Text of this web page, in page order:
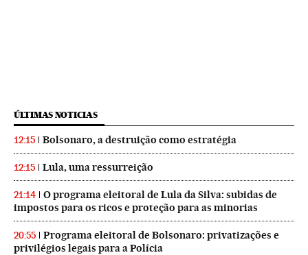
ÚLTIMAS NOTICIAS
12:15 Bolsonaro, a destruição como estratégia
12:15 Lula, uma ressurreição
21:14
O programa eleitoral de Lula da Silva: subidas de
impostos para os ricos e proteção para as minorias
20:55
Programa eleitoral de Bolsonaro: privatizações e
privilégios legais para a Polícia